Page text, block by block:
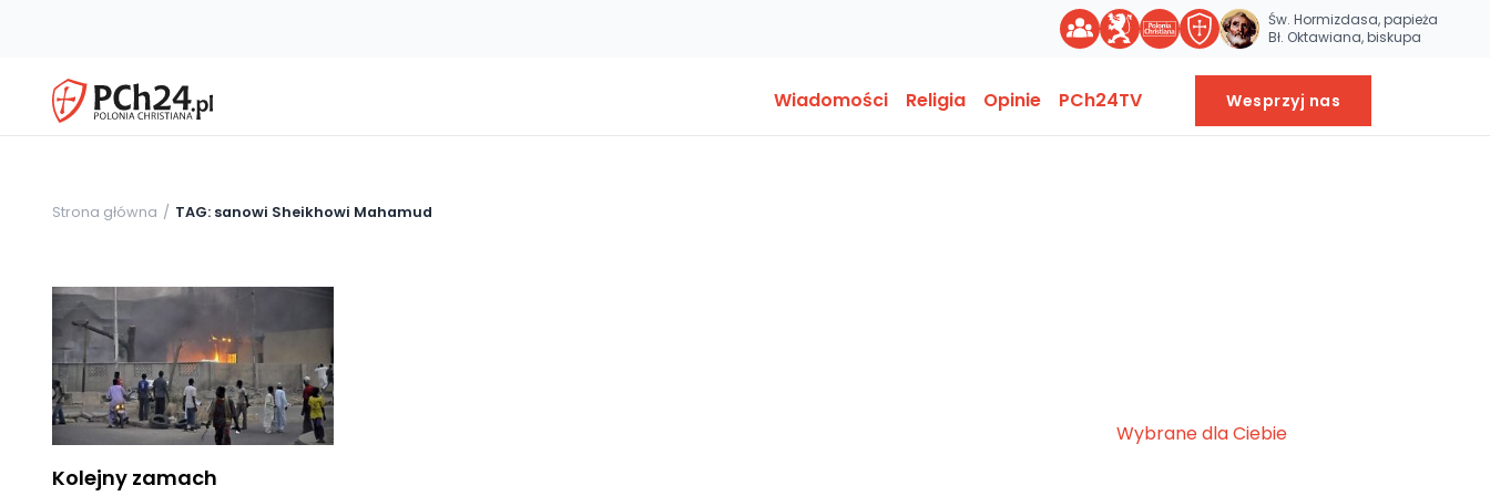
Św. Hormizdasa, papieża
Bł. Oktawiana, biskupa
Wiadomości Religia Opinie PCh24TV Wesprzyj nas
Strona główna TAG: sanowi Sheikhowi Mahamud
Kolejny zamach
Wybrane dla Ciebie